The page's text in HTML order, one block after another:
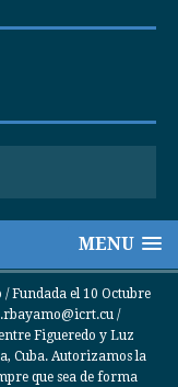
MENU
Fundada el 10 Octubre
/
Figueredo y Luz
Cuba. Autorizamos la
que sea de forma